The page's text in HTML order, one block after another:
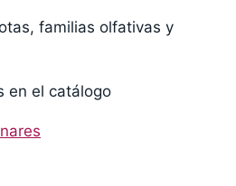
familias olfativas y
en el catálogo